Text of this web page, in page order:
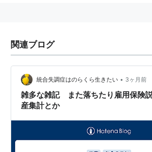
関連ブログ
統合失調症はのらくら生きたい • 3ヶ月前
雑多な雑記 また落ちたり雇用保険
産集計とか